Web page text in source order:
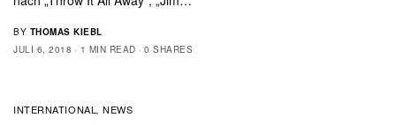
BY THOMAS KIEBL
JULI 6, 2018
1 MIN READ 0 SHARES
INTERNATIONAL ,NEWS